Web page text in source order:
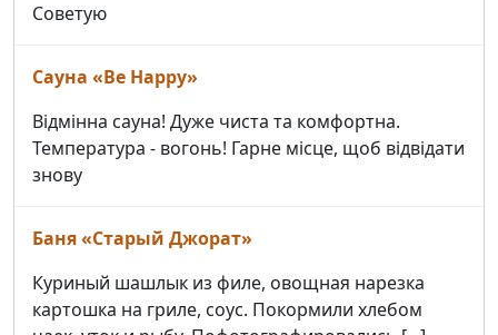
Советую
Сауна «Be Happy»
Відмінна сауна! Дуже чиста та комфортна.
Температура - вогонь! Гарне місце, щоб відвідати
знову
Баня «Старый Джорат»
Куриный шашлык из филе, овощная нарезка
картошка на гриле, соус. Покормили хлебом